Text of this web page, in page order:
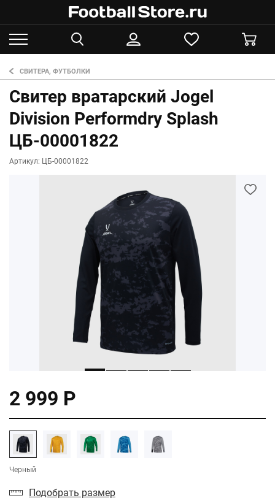
СВИТЕРА, ФУТБОЛКИ
Свитер вратарский Jogel
Division Performdry Splash
ЦБ-00001822
Артикул: ЦБ-00001822
2 999 Р
Черный
Подобрать размер